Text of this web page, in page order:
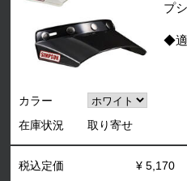
プ
◆適
カラー
在庫状況
取り寄せ
税込定価
¥ 5,170